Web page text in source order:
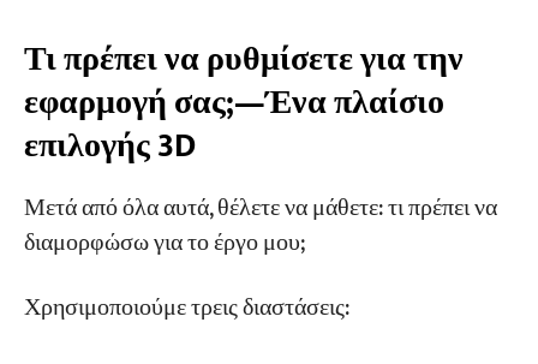
Τι πρέπει να ρυθμίσετε για την
εφαρμογή σας;—Ένα πλαίσιο
επιλογής 3D
Μετά από όλα αυτά, θέλετε να μάθετε: τι πρέπει να
διαμορφώσω για το έργο μου;
Χρησιμοποιούμε τρεις διαστάσεις: